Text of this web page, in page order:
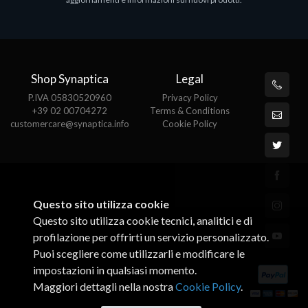
Shop Synaptica
P.IVA 05830520960
+39 02 00704272
customercare@synaptica.info
Legal
Privacy Policy
Terms & Conditions
Cookie Policy
Questo sito utilizza cookie
Questo sito utilizza cookie tecnici, analitici e di
profilazione per offrirti un servizio personalizzato.
Puoi scegliere come utilizzarli e modificare le
impostazioni in qualsiasi momento.
Maggiori dettagli nella nostraCookie Policy.